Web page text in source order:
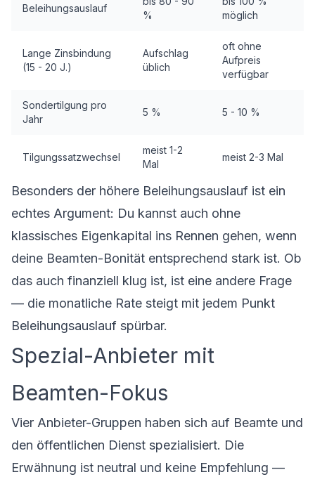
Beleihungsauslauf
%
möglich
Lange Zinsbindung
(15 - 20 J.)
Aufschlag
üblich
oft ohne
Aufpreis
verfügbar
Sondertilgung pro
Jahr
5 % 5 - 10 %
Tilgungssatzwechsel
meist 1-2
Mal
meist 2-3 Mal
Besonders der höhere Beleihungsauslauf ist ein
echtes Argument: Du kannst auch ohne
klassisches Eigenkapital ins Rennen gehen, wenn
deine Beamten-Bonität entsprechend stark ist. Ob
das auch finanziell klug ist, ist eine andere Frage
— die monatliche Rate steigt mit jedem Punkt
Beleihungsauslauf spürbar.
Spezial-Anbieter mit
Beamten-Fokus
Vier Anbieter-Gruppen haben sich auf Beamte und
den öffentlichen Dienst spezialisiert. Die
Erwähnung ist neutral und keine Empfehlung —